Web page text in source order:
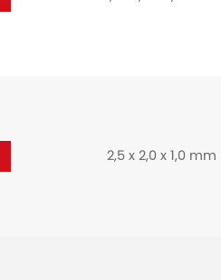
2,5 x 2,0 x 1,0 mm